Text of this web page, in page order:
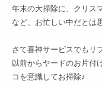
年末の大掃除に、クリス
など、お忙しい中だとは
さて喜神サービスでもリ
以前からヤードのお片付
コを意識してお掃除♪